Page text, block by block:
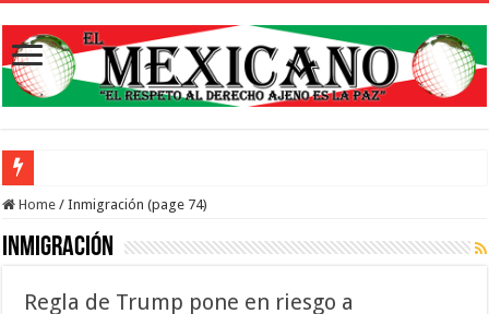
Home / Inmigración (page 74)
Inmigración
Regla de Trump pone en riesgo a